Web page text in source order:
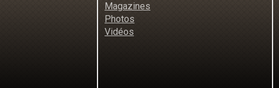
Magazines
Photos
Vidéos